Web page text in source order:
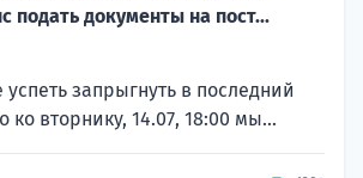
подать документы на пост...
запрыгнуть в последний
ко вторнику, 14.07, 18:00 мы...